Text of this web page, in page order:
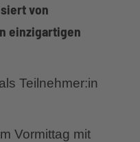
von
einzigartigen
Teilnehmer:in
Vormittag mit